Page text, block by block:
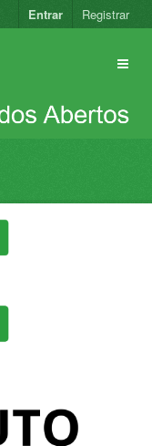
Entrar Registrar